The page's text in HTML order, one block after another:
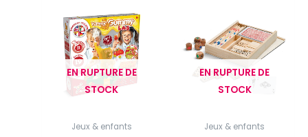
EN RUPTURE DE
STOCK
Jeux & enfants
EN RUPTURE DE
STOCK
Jeux & enfants